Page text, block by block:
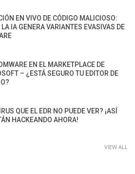
EN VIVO DE CÓDIGO MALICIOSO:
LA IA GENERA VARIANTES EVASIVAS DE
EN EL MARKETPLACE DE
– ¿ESTÁ SEGURO TU EDITOR DE
QUE EL EDR NO PUEDE VER? ¡ASÍ
HACKEANDO AHORA!
VIEW ALL